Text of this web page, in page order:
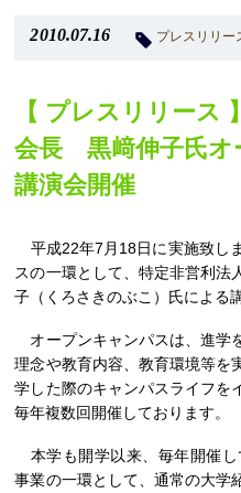
2010.07.16 プレスリリー
【 プレスリリース
会長 黒﨑伸子氏オ
講演会開催
平成22年7月18日に実施致し
スの一環として、特定非営利法
子（くろさきのぶこ）氏による
オープンキャンパスは、進学
理念や教育内容、教育環境等を
学した際のキャンパスライフを
毎年複数回開催しております。
本学も開学以来、毎年開催
事業の一環として、通常の大学